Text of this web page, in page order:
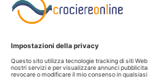
un’esperienza
«I risultati di
un’evoluzione